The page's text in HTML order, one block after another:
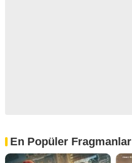
En Popüler Fragmanlar